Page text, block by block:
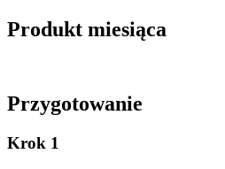
Produkt miesiąca
Przygotowanie
Krok 1